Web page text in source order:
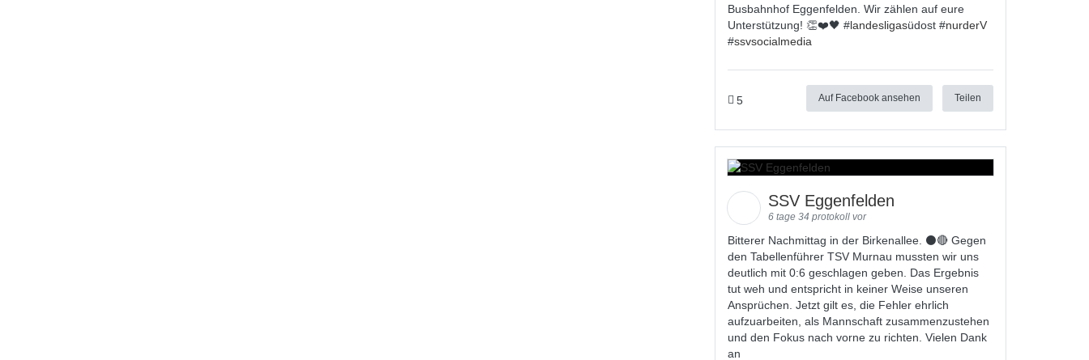
Busbahnhof Eggenfelden. Wir zählen auf eure
Unterstützung! 👏❤️🖤 #landesligasüdost #nurderV
#ssvsocialmedia
5 Auf Facebook ansehen Teilen
SSV Eggenfelden
6 tage 34 protokoll vor
Bitterer Nachmittag in der Birkenallee. ⚫🔴 Gegen
den Tabellenführer TSV Murnau mussten wir uns
deutlich mit 0:6 geschlagen geben. Das Ergebnis
tut weh und entspricht in keiner Weise unseren
Ansprüchen. Jetzt gilt es, die Fehler ehrlich
aufzuarbeiten, als Mannschaft zusammenzustehen
und den Fokus nach vorne zu richten. Vielen Dank
an